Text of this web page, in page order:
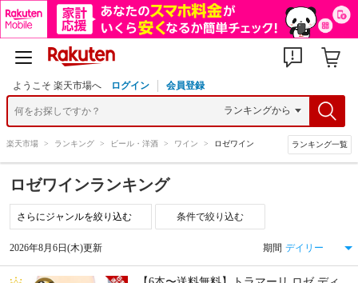
ようこそ 楽天市場へ ログイン 会員登録
楽天市場 > ランキング > ビール・洋酒 > ワイン > ロゼワイン ランキング一覧
ロゼワインランキング
条件で絞り込む
2026年8月6日(木)更新 期間